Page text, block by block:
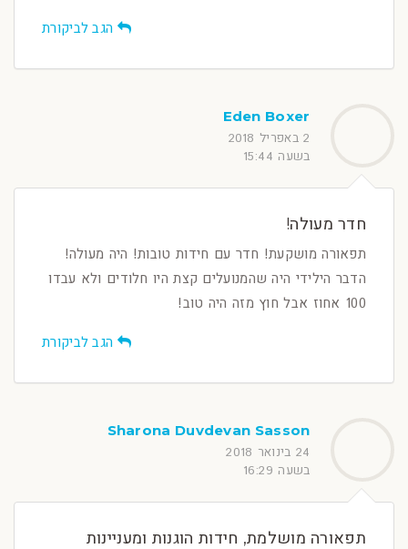
הגב לביקורת
Eden Boxer
2 באפריל 2018
בשעה 15:44
חדר מעולה!
תפאורה מושקעת! חדר עם חידות טובות! היה מעולה!
הדבר הילידי היה שהמנועלים קצת היו חלודים ולא עבדו
100 אחוז אבל חוץ מזה היה טוב!
הגב לביקורת
Sharona Duvdevan Sasson
24 בינואר 2018
בשעה 16:29
תפאורה מושלמת, חידות הוגנות ומעניינות